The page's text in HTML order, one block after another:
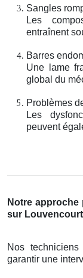
Sangles
Les
entraînent
Barres
Une lame
global du
Problèmes
Les
peuvent
Notre
sur Louvencourt
Nos
garantir une